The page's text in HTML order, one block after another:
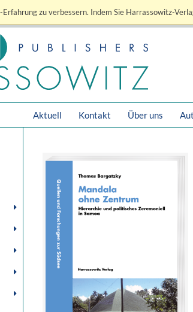
zu verbessern. Indem Sie Harrassowitz-
Aktuell Kontakt Über uns